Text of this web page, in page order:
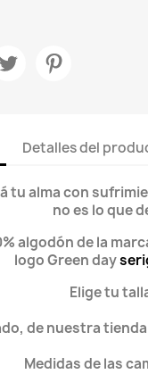
Detalles del
tu alma con
no es lo que
algodón de la
logo Green day
Elige tu
de nuestra
Medidas de las